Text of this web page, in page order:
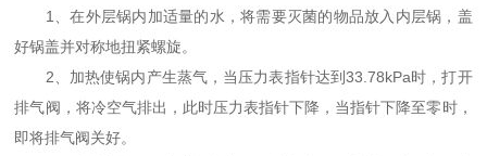
1、在外层锅内加适量的水，将需要灭菌的物品放入内层锅，盖
好锅盖并对称地扭紧螺旋。
2、加热使锅内产生蒸气，当压力表指针达到33.78kPa时，打开
排气阀，将冷空气排出，此时压力表指针下降，当指针下降至零时，
即将排气阀关好。